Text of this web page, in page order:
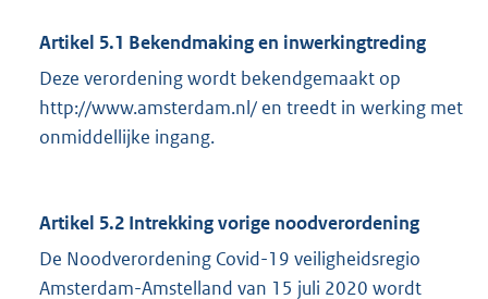
Artikel 5.1 Bekendmaking en inwerkingtreding
Deze verordening wordt bekendgemaakt op
http://www.amsterdam.nl/ en treedt in werking met
onmiddellijke ingang.
Artikel 5.2 Intrekking vorige noodverordening
De Noodverordening Covid-19 veiligheidsregio
Amsterdam-Amstelland van 15 juli 2020 wordt